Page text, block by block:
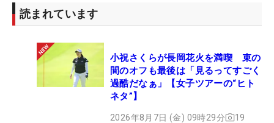
読まれています
小祝さくらが長岡花火を満喫 束の
間のオフも最後は「見るってすごく
過酷だなぁ」【女子ツアーの“ヒト
ネタ”】
2026年8月7日 (金) 09時29分 19